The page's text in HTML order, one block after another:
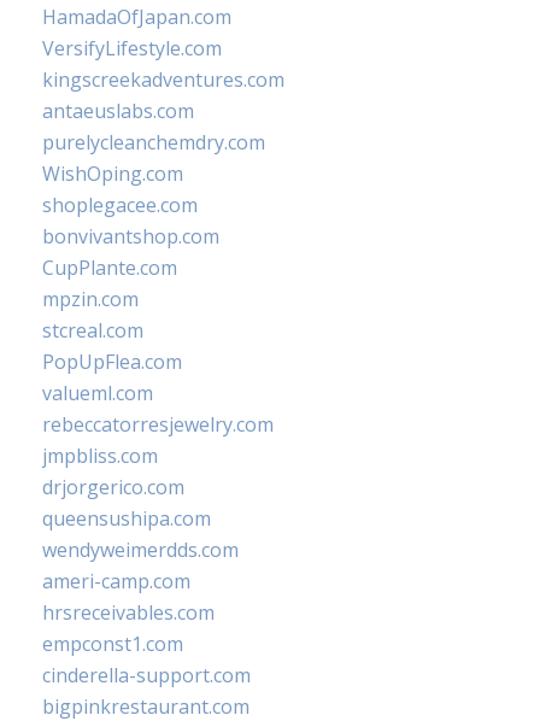
HamadaOfJapan.com
VersifyLifestyle.com
kingscreekadventures.com
antaeuslabs.com
purelycleanchemdry.com
WishOping.com
shoplegacee.com
bonvivantshop.com
CupPlante.com
mpzin.com
stcreal.com
PopUpFlea.com
valueml.com
rebeccatorresjewelry.com
jmpbliss.com
drjorgerico.com
queensushipa.com
wendyweimerdds.com
ameri-camp.com
hrsreceivables.com
empconst1.com
cinderella-support.com
bigpinkrestaurant.com